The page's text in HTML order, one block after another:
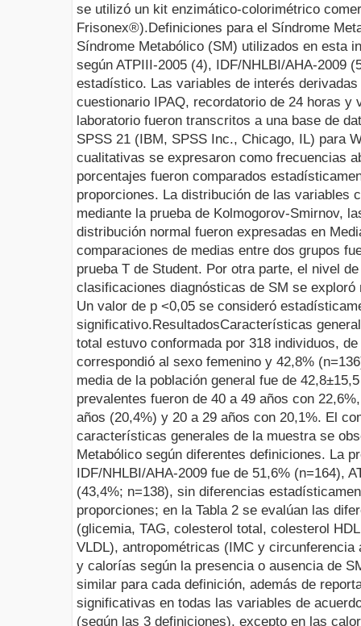
se utilizó un kit enzimático-colorimétrico
Frisonex®).Definiciones para el Síndrome
Síndrome Metabólico (SM) utilizados en esta
según ATPIII-2005 (4), IDF/NHLBI/AHA-2009
estadístico. Las variables de interés
cuestionario IPAQ, recordatorio de 24 horas y
laboratorio fueron transcritos a una base de
SPSS 21 (IBM, SPSS Inc., Chicago, IL) para
cualitativas se expresaron como frecuencias
porcentajes fueron comparados
proporciones. La distribución de las variables
mediante la prueba de Kolmogorov-Smirnov,
distribución normal fueron expresadas en
comparaciones de medias entre dos grupos
prueba T de Student. Por otra parte, el nivel
clasificaciones diagnósticas de SM se exploró
Un valor de p <0,05 se consideró
significativo.ResultadosCaracterísticas
total estuvo conformada por 318 individuos,
correspondió al sexo femenino y 42,8%
media de la población general fue de
prevalentes fueron de 40 a 49 años con
años (20,4%) y 20 a 29 años con 20,1%. El
características generales de la muestra se
Metabólico según diferentes definiciones. La
IDF/NHLBI/AHA-2009 fue de 51,6% (n=164),
(43,4%; n=138), sin diferencias
proporciones; en la Tabla 2 se evalúan las
(glicemia, TAG, colesterol total, colesterol
VLDL), antropométricas (IMC y circunferencia
y calorías según la presencia o ausencia de
similar para cada definición, además de
significativas en todas las variables de
(según las 3 definiciones), excepto en las